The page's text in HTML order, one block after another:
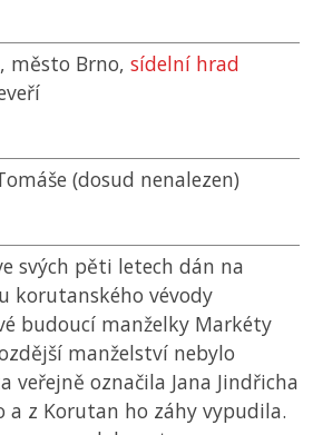
město Brno, sídelní hrad
(dosud nenalezen)
svých pěti letech dán na
korutanského vévody
budoucí manželky Markéty
manželství nebylo
veřejně označila Jana Jindřicha
z Korutan ho záhy vypudila.